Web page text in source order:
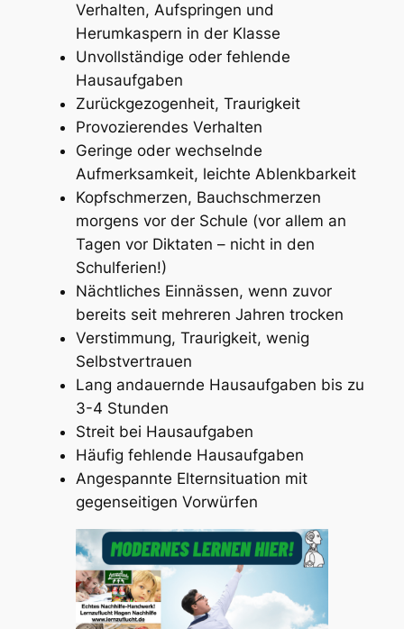
Verhalten, Aufspringen und
Herumkaspern in der Klasse
Unvollständige oder fehlende
Hausaufgaben
Zurückgezogenheit, Traurigkeit
Provozierendes Verhalten
Geringe oder wechselnde
Aufmerksamkeit, leichte Ablenkbarkeit
Kopfschmerzen, Bauchschmerzen
morgens vor der Schule (vor allem an
Tagen vor Diktaten – nicht in den
Schulferien!)
Nächtliches Einnässen, wenn zuvor
bereits seit mehreren Jahren trocken
Verstimmung, Traurigkeit, wenig
Selbstvertrauen
Lang andauernde Hausaufgaben bis zu
3-4 Stunden
Streit bei Hausaufgaben
Häufig fehlende Hausaufgaben
Angespannte Elternsituation mit
gegenseitigen Vorwürfen